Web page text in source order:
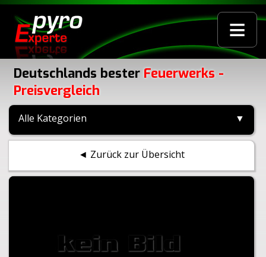
≡
Deutschlands bester Feuerwerks -
Preisvergleich
Alle Kategorien ▼
◄ Zurück zur Übersicht